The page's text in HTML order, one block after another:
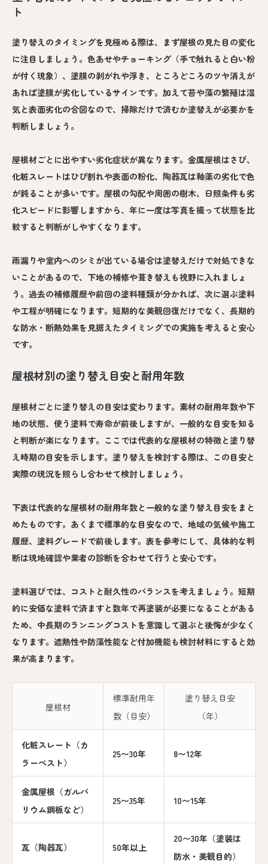
ト
塗り替えのタイミングを見極める際は、まず屋根の見た目の変化
に注目しましょう。色あせやチョーキング（手で触れると白い粉
が付く現象）、塗膜の剥がれや浮き、ところどころのツヤ消えが
あれば塗膜が劣化しているサインです。加えて苔や藻の繁殖は湿
気と表面劣化の合図なので、掃除だけで済むか塗替えが必要かを
判断しましょう。
屋根材ごとに出やすい劣化症状が異なります。金属屋根はさび、
化粧スレートはひび割れや表面の粉化、陶器瓦は釉薬の劣化で色
が鈍ることが多いです。屋根の勾配や周囲の樹木、日照条件も劣
化スピードに影響しますから、年に一度は写真を撮って状態を比
較すると判断がしやすくなります。
雨漏りや室内へのシミが出ている場合は塗替えだけで対処できな
いことがあるので、下地の補修や葺き替えも視野に入れましょ
う。過去の補修履歴や前回の塗料種類が分かれば、次に選ぶ塗料
や工程が明確になります。短期的な美観回復だけでなく、長期的
な防水・断熱効果を見据えたタイミングでの実施を考えると安心
です。
屋根材別の塗り替え目安と耐用年数
屋根材ごとに塗り替えの目安は変わります。素材の耐用年数や下
地の状態、使う塗料で寿命が前後しますが、一般的な目安を知る
と判断が楽になります。ここでは代表的な屋根材の特徴と塗り替
え時期の目安を示します。塗り替えを検討する際は、この目安と
実際の現況を照らし合わせて検討しましょう。
下表は代表的な屋根材の耐用年数と一般的な塗り替え目安をまと
めたものです。あくまで標準的な目安なので、地域の気候や施工
履歴、塗料グレードで前後します。表を参考にして、具体的な判
断は現地確認や業者の診断を合わせて行うと安心です。
塗料選びでは、コストと耐久性のバランスを考えましょう。短期
的に安価な塗料で済ますと数年で再塗装が必要になることがある
ため、中長期のランニングコストを意識して選ぶと後悔が少なく
なります。遮熱性や防藻性能など付加機能も検討材料にすると効
果が高まります。
屋根材
標準耐用年
数（目安）
塗り替え目安
（年）
化粧スレート（カ
ラーベスト）
25〜30年 8〜12年
金属屋根（ガルバ
リウム鋼板など）
25〜35年 10〜15年
瓦（陶器瓦） 50年以上
20〜30年（塗装は
防水・美観目的）